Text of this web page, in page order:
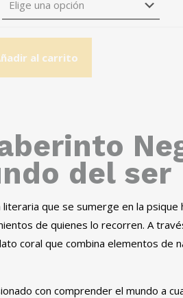
al carrito
del ser
que se sumerge en la
de quienes lo recorren. A
coral que combina elementos de
con comprender el mundo a